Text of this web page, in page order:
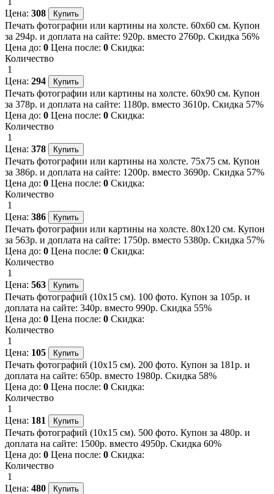
Цена: 308
Печать фотографии или картины на холсте. 60х60 см. Купон
за 294р. и доплата на сайте: 920р. вместо 2760р. Скидка 56%
Цена до: 0 Цена после: 0 Скидка:
Количество
1
Цена: 294
Печать фотографии или картины на холсте. 60х90 см. Купон
за 378р. и доплата на сайте: 1180р. вместо 3610р. Скидка 57%
Цена до: 0 Цена после: 0 Скидка:
Количество
1
Цена: 378
Печать фотографии или картины на холсте. 75х75 см. Купон
за 386р. и доплата на сайте: 1200р. вместо 3690р. Скидка 57%
Цена до: 0 Цена после: 0 Скидка:
Количество
1
Цена: 386
Печать фотографии или картины на холсте. 80х120 см. Купон
за 563р. и доплата на сайте: 1750р. вместо 5380р. Скидка 57%
Цена до: 0 Цена после: 0 Скидка:
Количество
1
Цена: 563
Печать фотографий (10х15 см). 100 фото. Купон за 105р. и
доплата на сайте: 340р. вместо 990р. Скидка 55%
Цена до: 0 Цена после: 0 Скидка:
Количество
1
Цена: 105
Печать фотографий (10х15 см). 200 фото. Купон за 181р. и
доплата на сайте: 650р. вместо 1980р. Скидка 58%
Цена до: 0 Цена после: 0 Скидка:
Количество
1
Цена: 181
Печать фотографий (10х15 см). 500 фото. Купон за 480р. и
доплата на сайте: 1500р. вместо 4950р. Скидка 60%
Цена до: 0 Цена после: 0 Скидка:
Количество
1
Цена: 480